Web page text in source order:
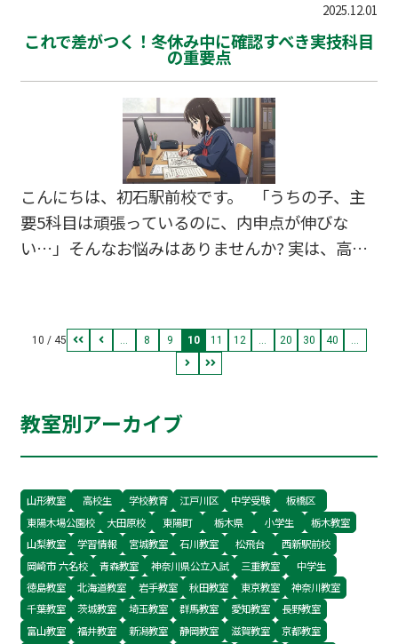
りも、今ある実力を本番で最大限に発揮する「時
間戦略」の方がはるかに重要になります。 実
力でも10点以上スコアが変わることも珍しくあり
ません。流山市、柏市の受験生も、この直前期に
時間戦略を見直すことで、志望校合格への確実な
一歩を踏み出しています。今回は、共通テストで
高得点を取るための具体的な時間戦略をご紹介し
ます。 …
2025.12.01
これで差がつく！冬休み中に確認すべき実技科目
の重要点
こんにちは、初石駅前校です。 「うちの子、主
要5科目は頑張っているのに、内申点が伸びな
い…」そんなお悩みはありませんか? 実は、高校
努力次第で確実に評価を上げられる科目なので
す。 冬休みは、実技科目の評価基準を見直し、
次の学期に向けた戦略を立てる絶好の機会です。
で3学期の内申点が大きく変わります。今回は、
実技科目で確実に評価を上げるための具体的な対
10 / 45 8 9 10 11 12 20 30 40
教室別アーカイブ
山形教室 高校生 学校教育 江戸川区 中学受験
板橋区
東陽木場公園校
大田原校 東陽町 栃木県 小学生
栃木教室
山梨教室
学習情報 宮城教室 石川教室 松飛台
西新駅前校
岡崎市 六名校
青森教室 神奈川県公立入試 三重教室
中学生
徳島教室
北海道教室 岩手教室 秋田教室 東京教室
神奈川教室
千葉教室
茨城教室 埼玉教室 群馬教室 愛知教室
長野教室
富山教室
福井教室 新潟教室 静岡教室 滋賀教室
京都教室